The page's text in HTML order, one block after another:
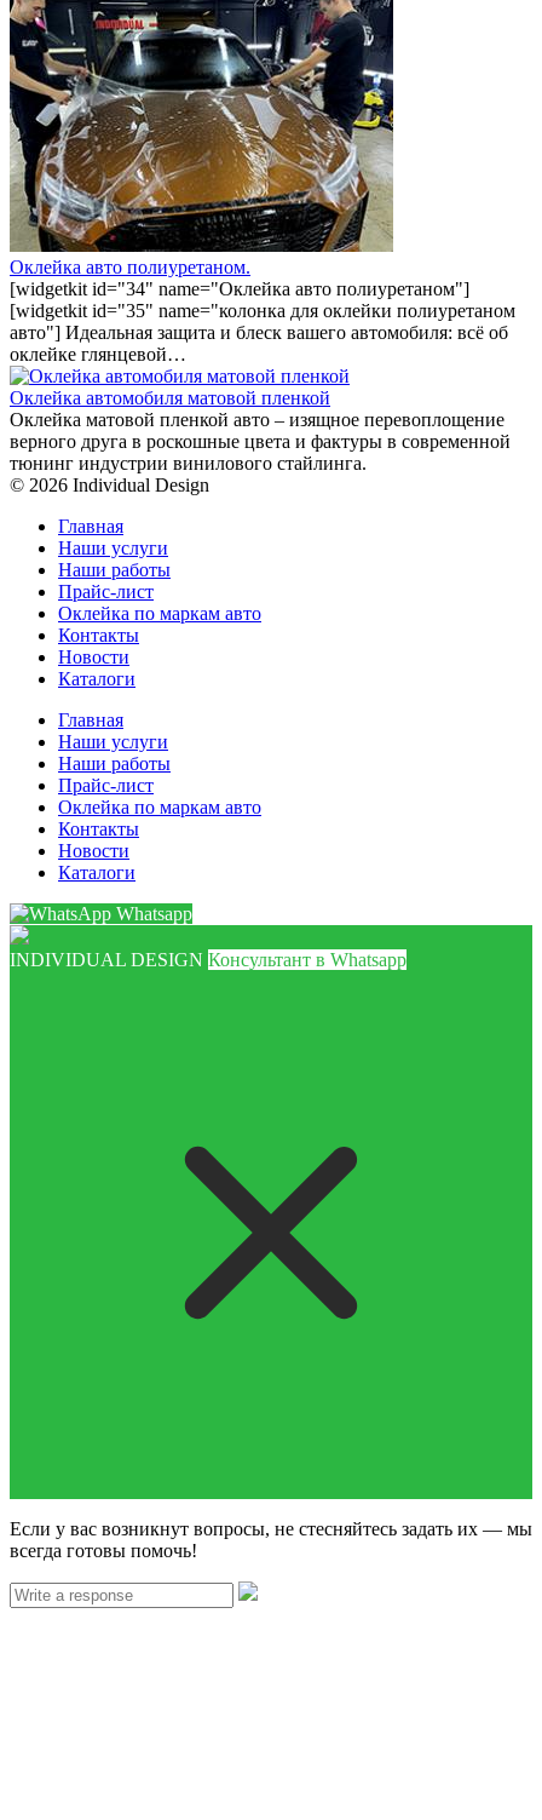
Оклейка авто полиуретаном.
[widgetkit id="34" name="Оклейка авто полиуретаном"]
[widgetkit id="35" name="колонка для оклейки полиуретаном
авто"] Идеальная защита и блеск вашего автомобиля: всё об
оклейке глянцевой…
Оклейка автомобиля матовой пленкой
Оклейка матовой пленкой авто – изящное перевоплощение
верного друга в роскошные цвета и фактуры в современной
тюнинг индустрии винилового стайлинга.
© 2026 Individual Design
Главная
Наши услуги
Наши работы
Прайс-лист
Оклейка по маркам авто
Контакты
Новости
Каталоги
Главная
Наши услуги
Наши работы
Прайс-лист
Оклейка по маркам авто
Контакты
Новости
Каталоги
Whatsapp
INDIVIDUAL DESIGN Консультант в Whatsapp
Если у вас возникнут вопросы, не стесняйтесь задать их — мы
всегда готовы помочь!